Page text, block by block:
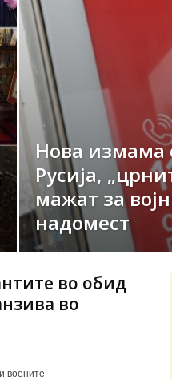
Нова измама
Русија,
мажат за
надомест
во обид
во
воените